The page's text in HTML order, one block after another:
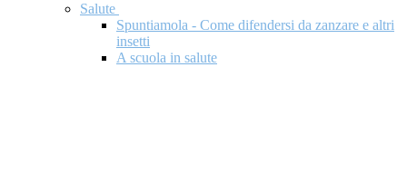
Salute
Spuntiamola - Come difendersi da zanzare e altri
insetti
A scuola in salute